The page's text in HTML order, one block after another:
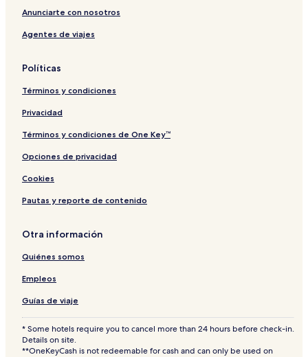
Villas en Antalya
Hoteles en Antalya
Hoteles de lujo en Belek
Hoteles cerca de Centro comercial Laura Avm
Hoteles con estacionamiento en Belek
Departamentos en Antalya
Resorts en Manavgat
Hoteles en Centro de la ciudad de Antalya
Hoteles cerca de Basílica de Aspendos
Hoteles con estacionamiento en Kadriye
Hoteles 5 estrellas en Side
Hoteles en Side
Hoteles todo incluido en Evrenseki
Hoteles 5 estrellas en Kundu
Hoteles cerca de Teatro de Aspendos
Anunciarte con nosotros
Agentes de viajes
Políticas
Términos y condiciones
Privacidad
Términos y condiciones de One Key™
Opciones de privacidad
Cookies
Pautas y reporte de contenido
Otra información
Quiénes somos
Empleos
Guías de viaje
* Some hotels require you to cancel more than 24 hours before check-in.
Details on site.
**OneKeyCash is not redeemable for cash and can only be used on